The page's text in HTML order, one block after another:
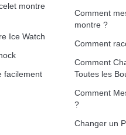
montre
Ice Watch
facilement
Comment
montre ?
Comment
Comment
Toutes les
Comment
?
Changer un